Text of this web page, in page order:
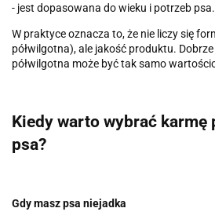
- jest dopasowana do wieku i potrzeb psa.
W praktyce oznacza to, że nie liczy się
półwilgotna), ale jakość produktu.
półwilgotna może być tak samo
Kiedy warto wybrać karmę
psa?
Gdy masz psa niejadka